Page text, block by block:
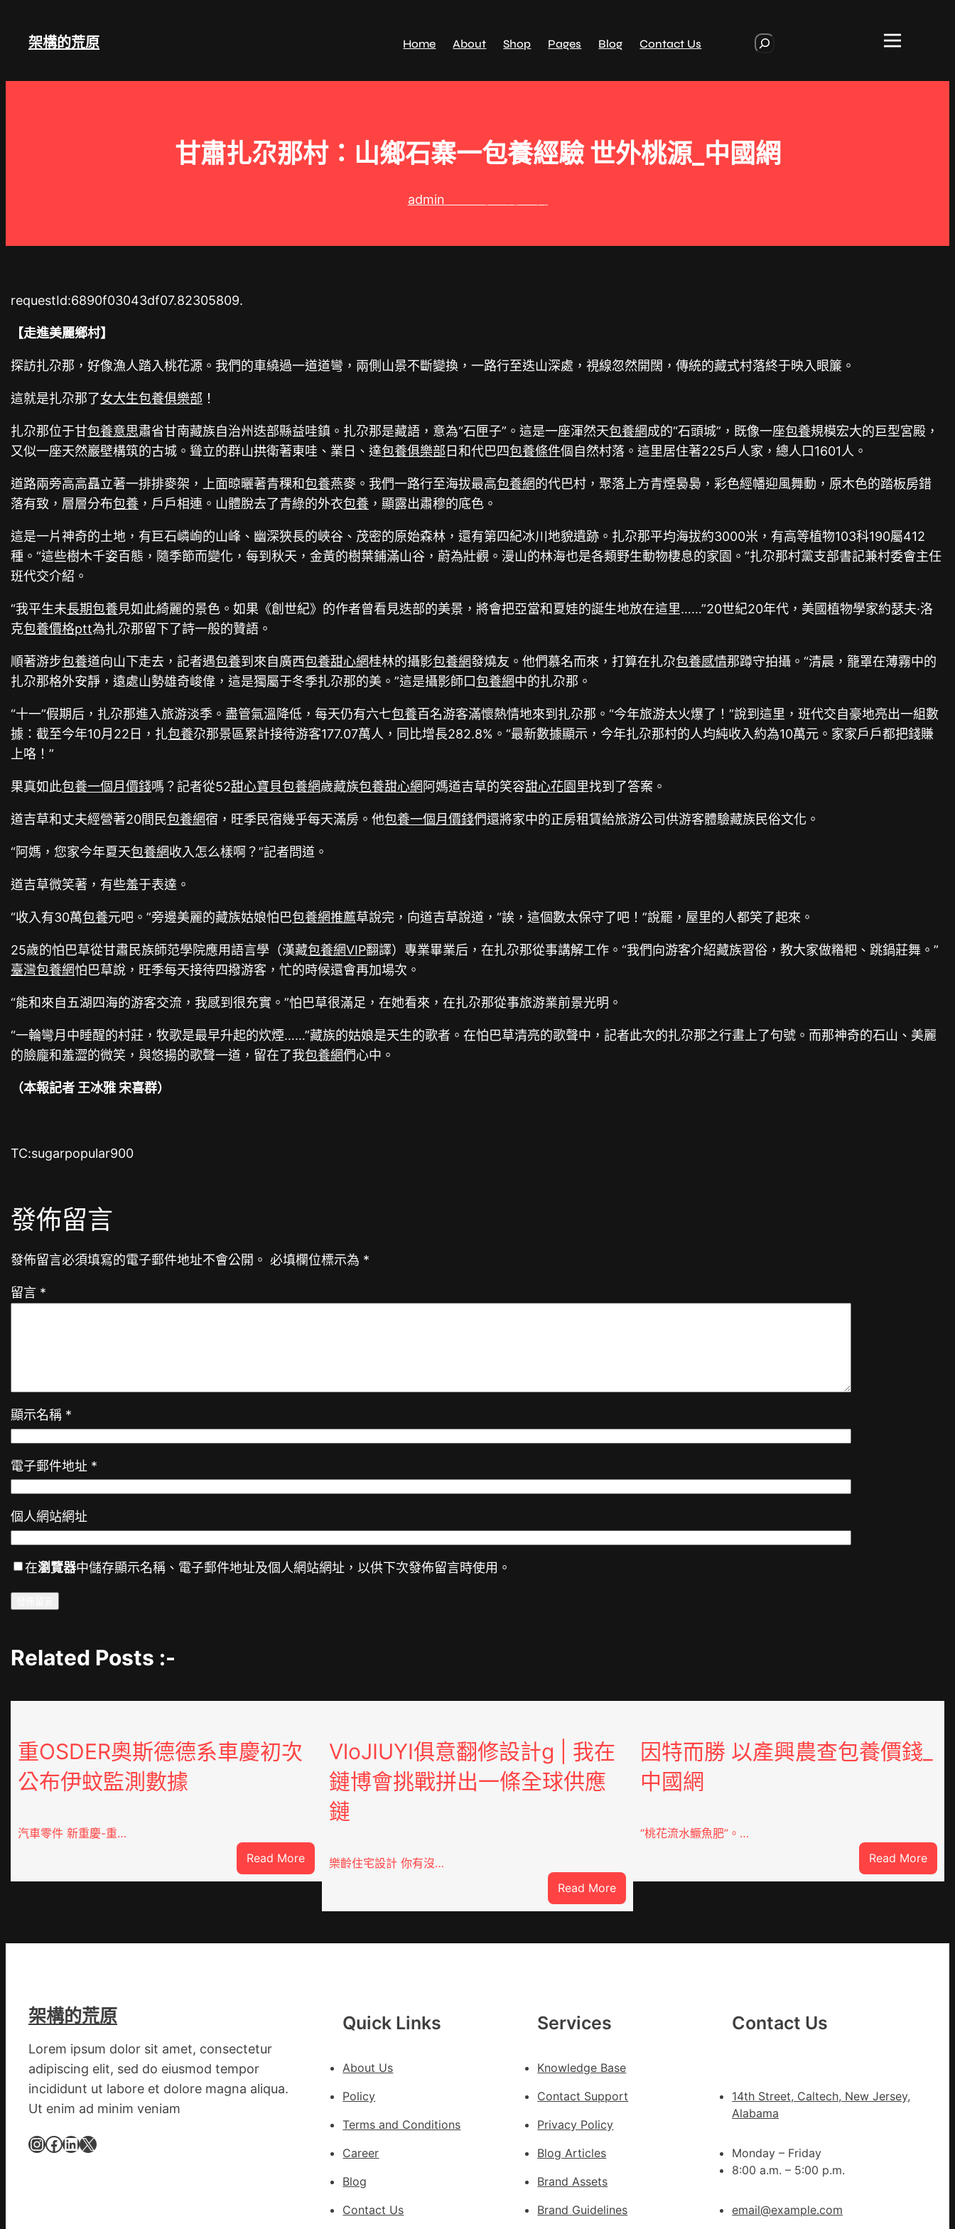
架構的荒原 Home About Shop Pages Blog Contact Us
r
甘肅扎尕那村：山鄉石寨一包養經驗 世外桃源_中國網
admin
requestId:6890f03043df07.82305809.
【走進美麗鄉村】
探訪扎尕那，好像漁人踏入桃花源。我們的車繞過一道道彎，兩側山景不斷變換，一路行至迭山深處，視線忽然開闊，傳統的藏式村落終于映入眼簾。
這就是扎尕那了女大生包養俱樂部 ！
扎尕那位于甘包養意思肅省甘南藏族自治州迭部縣益哇鎮。扎尕那是藏語，意為“石匣子”。這是一座渾然天包養網成的“石頭城”，既像一座包養規模宏大的巨型宮殿，
又似一座天然巖壁構筑的古城。聳立的群山拱衛著東哇、業日、達包養俱樂部 日和代巴四包養條件個自然村落。這里居住著225戶人家，總人口1601人。
道路兩旁高高矗立著一排排麥架，上面晾曬著青稞和包養燕麥。我們一路行至海拔最高包養網的代巴村，聚落上方青煙裊裊，彩色經幡迎風舞動，原木色的踏板房錯
落有致，層層分布包養 ，戶戶相連。山體脫去了青綠的外衣包養 ，顯露出肅穆的底色。
這是一片神奇的土地，有巨石嶙峋的山峰、幽深狹長的峽谷、茂密的原始森林，還有第四紀冰川地貌遺跡。扎尕那平均海拔約3000米，有高等植物103科190屬412
種。“這些樹木千姿百態，隨季節而變化，每到秋天，金黃的樹葉鋪滿山谷，蔚為壯觀。漫山的林海也是各類野生動物棲息的家園。”扎尕那村黨支部書記兼村委會主任
班代交介紹。
“我平生未長期包養見如此綺麗的景色。如果《創世紀》的作者曾看見迭部的美景，將會把亞當和夏娃的誕生地放在這里……”20世紀20年代，美國植物學家約瑟夫·洛
克包養價格ptt為扎尕那留下了詩一般的贊語。
順著游步包養道向山下走去，記者遇包養到來自廣西包養甜心網桂林的攝影包養網發燒友。他們慕名而來，打算在扎尕包養感情那蹲守拍攝。“清晨，籠罩在薄霧中的
扎尕那格外安靜，遠處山勢雄奇峻偉，這是獨屬于冬季扎尕那的美。”這是攝影師口包養網中的扎尕那。
“十一”假期后，扎尕那進入旅游淡季。盡管氣溫降低，每天仍有六七包養百名游客滿懷熱情地來到扎尕那。“今年旅游太火爆了！”說到這里，班代交自豪地亮出一組數
據：截至今年10月22日，扎包養尕那景區累計接待游客177.07萬人，同比增長282.8%。“最新數據顯示，今年扎尕那村的人均純收入約為10萬元。家家戶戶都把錢賺
上咯！”
果真如此包養一個月價錢嗎？記者從52甜心寶貝包養網歲藏族包養甜心網 阿媽道吉草的笑容甜心花園 里找到了答案。
道吉草和丈夫經營著20間民包養網宿，旺季民宿幾乎每天滿房。他包養一個月價錢們還將家中的正房租賃給旅游公司供游客體驗藏族民俗文化。
“阿媽，您家今年夏天包養網收入怎么樣啊？”記者問道。
道吉草微笑著，有些羞于表達。
“收入有30萬包養元吧。”旁邊美麗的藏族姑娘怕巴包養網推薦草說完，向道吉草說道，“誒，這個數太保守了吧！”說罷，屋里的人都笑了起來。
25歲的怕巴草從甘肅民族師范學院應用語言學（漢藏包養網VIP翻譯）專業畢業后，在扎尕那從事講解工作。“我們向游客介紹藏族習俗，教大家做糌粑、跳鍋莊舞。”
臺灣包養網怕巴草說，旺季每天接待四撥游客，忙的時候還會再加場次。
“能和來自五湖四海的游客交流，我感到很充實。”怕巴草很滿足，在她看來，在扎尕那從事旅游業前景光明。
“一輪彎月中睡醒的村莊，牧歌是最早升起的炊煙……”藏族的姑娘是天生的歌者。在怕巴草清亮的歌聲中，記者此次的扎尕那之行畫上了句號。而那神奇的石山、美麗
的臉龐和羞澀的微笑，與悠揚的歌聲一道，留在了我包養網們心中。
（本報記者 王冰雅 宋喜群）
TC:sugarpopular900
發佈留言
發佈留言必須填寫的電子郵件地址不會公開。 必填欄位標示為 *
留言 *
顯示名稱 *
電子郵件地址 *
個人網站網址
在瀏覽器中儲存顯示名稱、電子郵件地址及個人網站網址，以供下次發佈留言時使用。
Related Posts :-
重OSDER奧斯德德系車慶初次
公布伊蚊監測數據
汽車零件 新重慶-重…
Read More:
重
德
VloJIUYI俱意翻修設計g | 我在
鏈博會挑戰拼出一條全球供應
鏈
樂齡住宅設計 你有沒…
Read More:
VloJIUYI
意
我
鏈
出
因特而勝 以產興農查包養價錢_
中國網
“桃花流水鱖魚肥”。…
Read More:
因
以
架構的荒原
Lorem ipsum dolor sit amet, consectetur
adipiscing elit, sed do eiusmod tempor
incididunt ut labore et dolore magna aliqua.
Ut enim ad minim veniam
InstagramFacebook LinkedIn X
Quick Links
About Us
Policy
Terms and Conditions
Career
Blog
Contact Us
Services
Knowledge Base
Contact Support
Privacy Policy
Blog Articles
Brand Assets
Brand Guidelines
Contact Us
14th Street, Caltech, New Jersey,
Alabama
Monday – Friday
8:00 a.m. – 5:00 p.m.
email@example.com